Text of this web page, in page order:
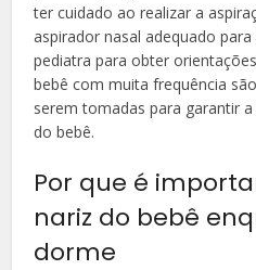
ter cuidado ao realizar a
aspirador nasal adequado
pediatra para obter
bebê com muita frequência
serem tomadas para garantir
do bebê.
Por que é
nariz do bebê
dorme